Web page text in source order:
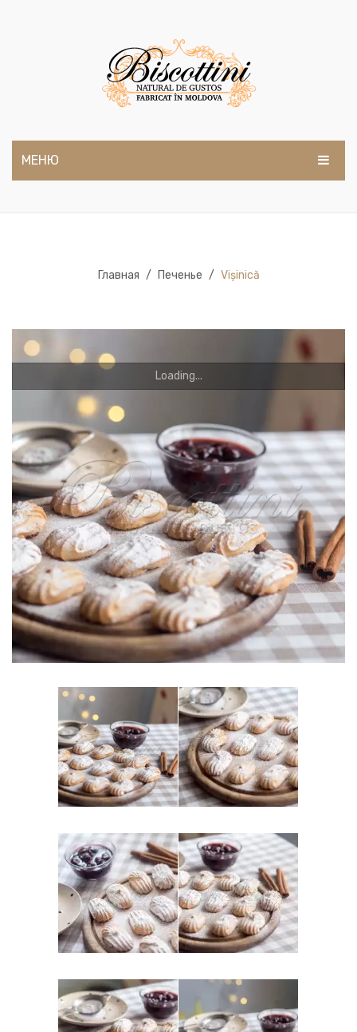
МЕНЮ
КОНТАКТЫ
РУССКИЙ
Română
Русский
Главная / Печенье / Vișinică
Loading...